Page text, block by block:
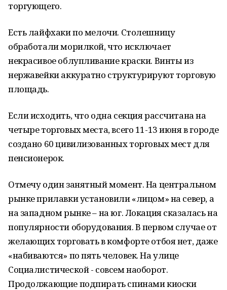
торгующего.
Есть лайфхаки по мелочи. Столешницу
обработали морилкой, что исключает
некрасивое облупливание краски. Винты из
нержавейки аккуратно структурируют торговую
площадь.
Если исходить, что одна секция рассчитана на
четыре торговых места, всего 11-13 июня в городе
создано 60 цивилизованных торговых мест для
пенсионерок.
Отмечу один занятный момент. На центральном
рынке прилавки установили «лицом» на север, а
на западном рынке – на юг. Локация сказалась на
популярности оборудования. В первом случае от
желающих торговать в комфорте отбоя нет, даже
«набиваются» по пять человек. На улице
Социалистической - совсем наоборот.
Продолжающие подпирать спинами киоски